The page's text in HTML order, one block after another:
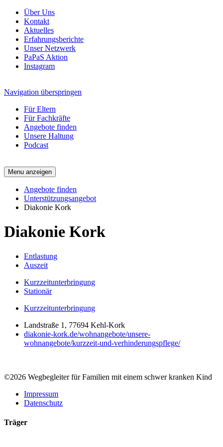
Über Uns
Kontakt
Aktuelles
Erfahrungsberichte
Unser Netzwerk
PaPaS Aktion
Instagram
Navigation überspringen
Für Eltern
Für Fachkräfte
Angebote finden
Unsere Haltung
Podcast
Menu anzeigen
Angebote finden
Unterstützungsangebot
Diakonie Kork
Diakonie Kork
Entlastung
Auszeit
Kurzzeitunterbringung
Stationär
Kurzzeitunterbringung
Landstraße 1, 77694 Kehl-Kork
diakonie-kork.de/wohnangebote/unsere-
wohnangebote/kurzzeit-und-verhinderungspflege/
©2026 Wegbegleiter für Familien mit einem schwer kranken Kind
Impressum
Datenschutz
Träger